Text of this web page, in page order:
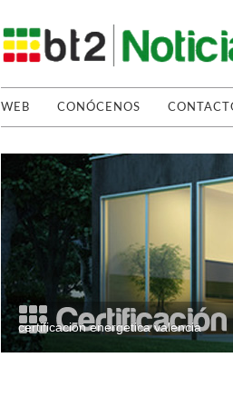
WEB CONÓCENOS
certificacion energetica valencia